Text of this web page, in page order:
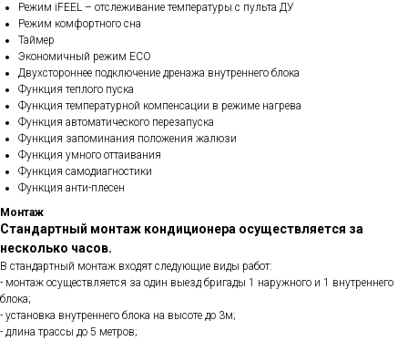
Режим iFEEL – отслеживание температуры с пульта ДУ
Режим комфортного сна
Таймер
Экономичный режим ECO
Двухстороннее подключение дренажа внутреннего блока
Функция теплого пуска
Функция температурной компенсации в режиме нагрева
Функция автоматического перезапуска
Функция запоминания положения жалюзи
Функция умного оттаивания
Функция самодиагностики
Функция анти-плесен
Монтаж
Стандартный монтаж кондиционера осуществляется за
несколько часов.
В стандартный монтаж входят следующие виды работ:
- монтаж осуществляется за один выезд бригады 1 наружного и 1 внутреннего
блока;
- установка внутреннего блока на высоте до 3м;
- длина трассы до 5 метров;